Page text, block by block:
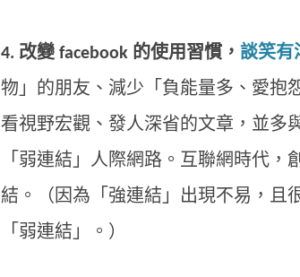
4. 改變 facebook 的使用習慣， 談笑有
物」的朋友、減少「負能量多、愛抱
看視野宏觀、發人深省的文章，並多
「弱連結」人際網路。互聯網時代
結。（因為「強連結」出現不易，且
「弱連結」。）